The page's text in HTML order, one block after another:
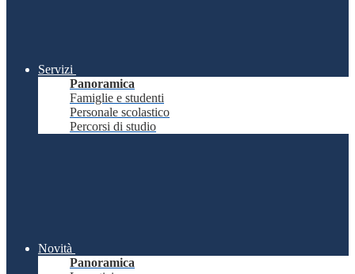
Servizi
Panoramica
Famiglie e studenti
Personale scolastico
Percorsi di studio
Novità
Panoramica